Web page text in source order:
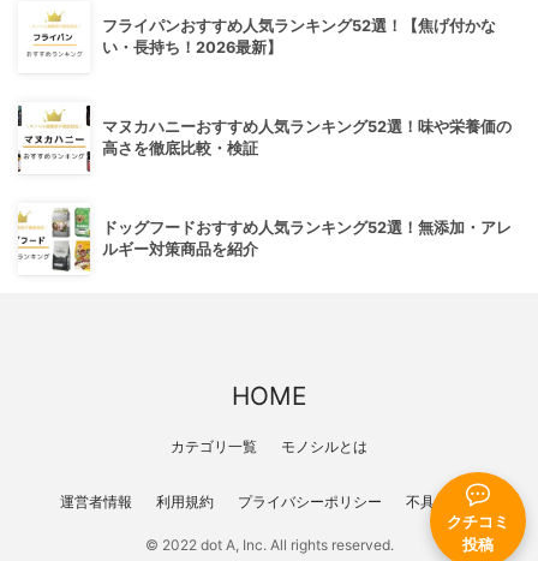
クチコミ
投稿
フライパンおすすめ人気ランキング52選！【焦げ付かな
い・長持ち！2026最新】
マヌカハニーおすすめ人気ランキング52選！味や栄養価の
高さを徹底比較・検証
ドッグフードおすすめ人気ランキング52選！無添加・アレ
ルギー対策商品を紹介
HOME
カテゴリ一覧 モノシルとは
運営者情報 利用規約 プライバシーポリシー 不具合報告
© 2022 dot A, Inc. All rights reserved.